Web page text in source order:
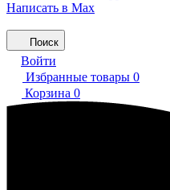
Написать в Max
Поиск
Войти
Избранные товары 0
Корзина 0